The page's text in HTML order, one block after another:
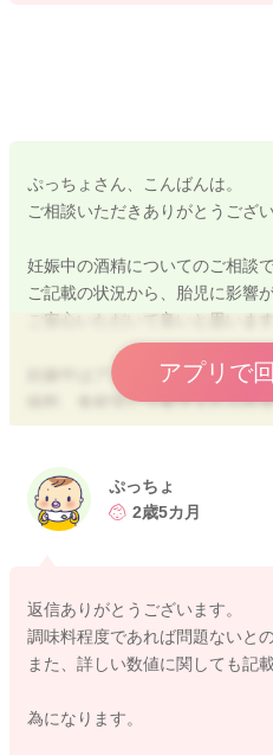
ぷっちょさん、こんばんは。
ご相談いただきありがとうござい
妊娠中の酒精についてのご相談で
ご記載の状況から、胎児に影響
ご安心いただいて良いと思います
妊娠中はアルコールを控えなけ
味料、食材等に少量含まれる程
れますよ。
胎児性アルコール症候群は、日
する母親のお子様に認められる
胎児性アルコール症候群は、1
換算）60ml 以上の摂取で高頻度
アルコール60ml は約50g に相当
2.5 杯（150ml）、ワインではグ
アプリで
ぷっちょ
2歳5カ月
返信ありがとうございます。
調味料程度であれば問題ないと
また、詳しい数値に関しても記
為になります。